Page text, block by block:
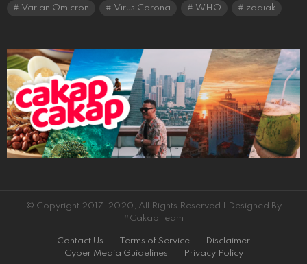
Varian Omicron Virus Corona WHO zodiak
© Copyright 2017-2020, All Rights Reserved | Designed By
#CakapTeam
Contact Us Terms of Service
Disclaimer
Cyber Media Guidelines
Privacy Policy